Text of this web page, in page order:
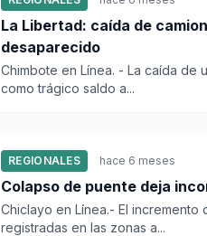
La Libertad: caída de
desaparecido
Chimbote en Línea. - La caída de
como trágico saldo a...
REGIONALES hace 6 meses
Colapso de puente deja
Chiclayo en Línea.- El
registradas en las zonas a...